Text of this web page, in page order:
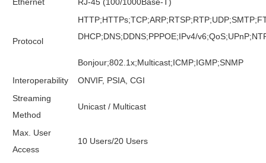
Protocol
DHCP;DNS;DDNS;PPPOE;IPv4/
Bonjour;802.1x;Multicast;ICMP;IGMP;SNMP
Interoperability
ONVIF, PSIA, CGI
Streaming
Method
Unicast / Multicast
Max. User
Access
10 Users/20 Users